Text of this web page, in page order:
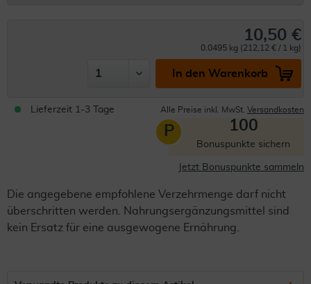
10,50 €
0.0495 kg (212,12 € / 1 kg)
In den Warenkorb
Lieferzeit 1-3 Tage Alle Preise inkl. MwSt. Versandkosten
P 100
Bonuspunkte sichern
Jetzt Bonuspunkte sammeln
Die angegebene empfohlene Verzehrmenge darf nicht
überschritten werden. Nahrungsergänzungsmittel sind
kein Ersatz für eine ausgewogene Ernährung.